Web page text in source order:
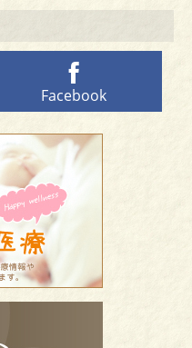
Facebook